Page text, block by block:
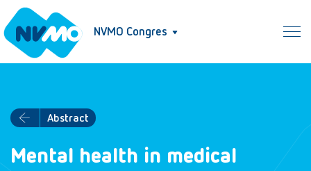
NVMO Congres
Abstract
Mental health in medical